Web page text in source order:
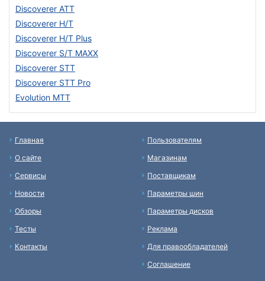
Discoverer ATT
Discoverer H/T
Discoverer H/T Plus
Discoverer S/T MAXX
Discoverer STT
Discoverer STT Pro
Evolution MTT
Главная
О сайте
Сервисы
Новости
Обзоры
Тесты
Контакты
Пользователям
Магазинам
Поставщикам
Параметры шин
Параметры дисков
Реклама
Для правообладателей
Соглашение